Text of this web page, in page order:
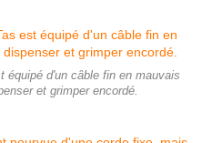
équipé d'un câble fin en mauvais
et grimper encordé.